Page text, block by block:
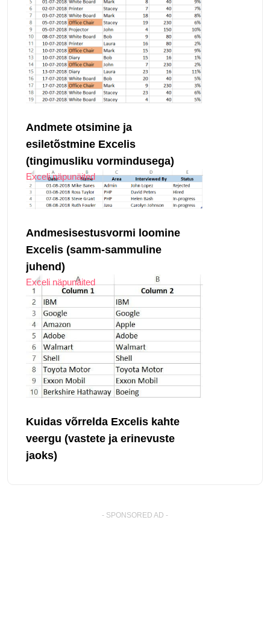
Andmete otsimine ja
esiletõstmine Excelis
(tingimusliku vormindusega)
Exceli näpunäited
Andmesisestusvormi loomine
Excelis (samm-sammuline
juhend)
Exceli näpunäited
Kuidas võrrelda Excelis kahte
veergu (vastete ja erinevuste
jaoks)
- SPONSORED AD -